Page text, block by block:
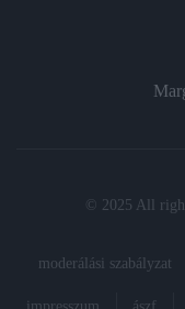
© 2025 All
moderálási szabályzat